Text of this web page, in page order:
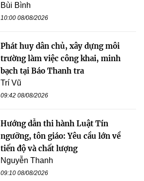
Bùi Bình
10:00 08/08/2026
Phát huy dân chủ, xây dựng môi
trường làm việc công khai, minh
bạch tại Báo Thanh tra
Trí Vũ
09:42 08/08/2026
Hướng dẫn thi hành Luật Tín
ngưỡng, tôn giáo: Yêu cầu lớn về
tiến độ và chất lượng
Nguyễn Thanh
09:10 08/08/2026